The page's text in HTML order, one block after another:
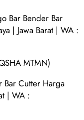
Bar Bender Bar
| Jawa Barat | WA :
MTMN)
Bar Cutter Harga
| WA :